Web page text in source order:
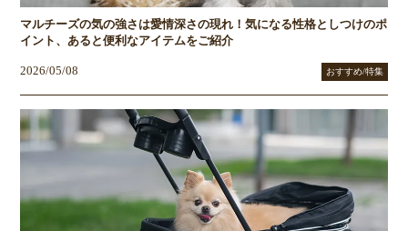
マルチーズの気の強さは愛情深さの現れ！気になる性格としつけのポ
イント、あると便利なアイテムをご紹介
2026/05/08 おすすめ/特集